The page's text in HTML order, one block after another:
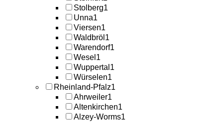
Stolberg1
Unna1
Viersen1
Waldbröl 1
Warendorf1
Wesel 1
Wuppertal 1
Würselen1
Rheinland-Pfalz1
Ahrweiler1
Altenkirchen1
Alzey-Worms1